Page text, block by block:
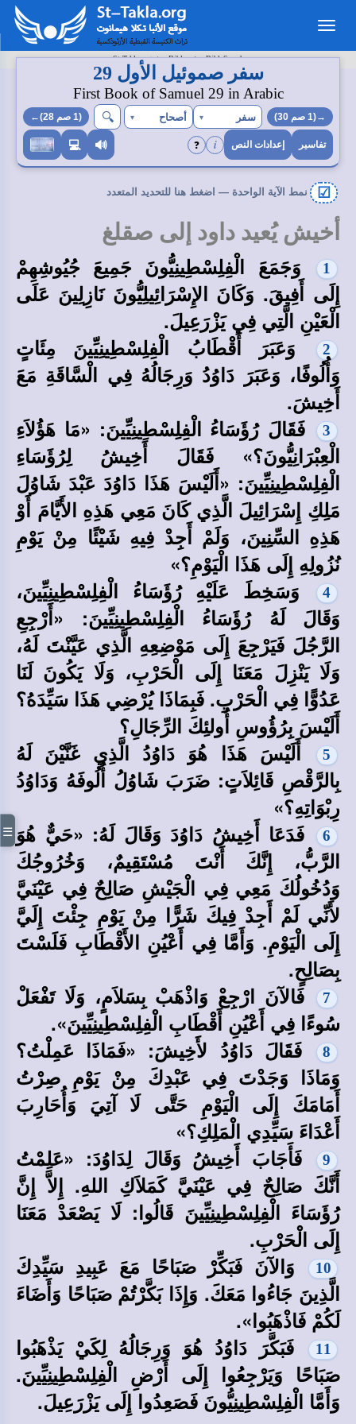
Toggle
navigation
St-Takla.org> Bibles> BibleSearch
تفاسير إعدادات النص i
❓
→(1 صم 30)
سفر صموئيل الأول 29
(1 صم 28)←
First Book of Samuel 29 in Arabic
سفر ▾ أصحاح ▾
🔍︎
🔊
💻
☑ نمط الآية الواحدة — اضغط هنا للتحديد المتعدد
أخيش يُعيد داود إلى صقلغ
1
وَجَمَعَ الْفِلِسْطِينِيُّونَ جَمِيعَ جُيُوشِهِمْ
إِلَى أَفِيقَ. وَكَانَ الإِسْرَائِيلِيُّونَ نَازِلِينَ عَلَى
الْعَيْنِ الَّتِي فِي يَزْرَعِيلَ.
2
وَعَبَرَ أَقْطَابُ الْفِلِسْطِينِيِّينَ مِئَاتٍ
وَأُلُوفًا، وَعَبَرَ دَاوُدُ وَرِجَالُهُ فِي الْسَّاقَةِ مَعَ
أَخِيشَ.
3
فَقَالَ رُؤَسَاءُ الْفِلِسْطِينِيِّينَ: «مَا هَؤُلاَءِ
الْعِبْرَانِيُّونَ؟» فَقَالَ أَخِيشُ لِرُؤَسَاءِ
الْفِلِسْطِينِيِّينَ: «أَلَيْسَ هَذَا دَاوُدَ عَبْدَ شَاوُلَ
مَلِكِ إِسْرَائِيلَ الَّذِي كَانَ مَعِي هَذِهِ الأَيَّامَ أَوْ
هَذِهِ السِّنِينَ، وَلَمْ أَجِدْ فِيهِ شَيْئًا مِنْ يَوْمِ
نُزُولِهِ إِلَى هَذَا الْيَوْمِ؟»
4
وَسَخِطَ عَلَيْهِ رُؤَسَاءُ الْفِلِسْطِينِيِّينَ،
وَقَالَ لَهُ رُؤَسَاءُ الْفِلِسْطِينِيِّينَ: «أَرْجِعِ
الرَّجُلَ فَيَرْجِعَ إِلَى مَوْضِعِهِ الَّذِي عَيَّنْتَ لَهُ،
وَلَا يَنْزِلَ مَعَنَا إِلَى الْحَرْبِ، وَلَا يَكُونَ لَنَا
عَدُوًّا فِي الْحَرْبِ. فَبِمَاذَا يُرْضِي هَذَا سَيِّدَهُ؟
أَلَيْسَ بِرُؤُوسِ أُولئِكَ الرِّجَالِ؟
5
أَلَيْسَ هَذَا هُوَ دَاوُدُ الَّذِي غَنَّيْنَ لَهُ
بِالرَّقْصِ قَائِلاَتٍ: ضَرَبَ شَاوُلُ أُلُوفَهُ وَدَاوُدُ
رِبْوَاتِهِ؟»
6
فَدَعَا أَخِيشُ دَاوُدَ وَقَالَ لَهُ: «حَيٌّ هُوَ
الرَّبُّ، إِنَّكَ أَنْتَ مُسْتَقِيمٌ، وَخُرُوجُكَ
وَدُخُولُكَ مَعِي فِي الْجَيْشِ صَالِحٌ فِي عَيْنَيَّ
لأَنِّي لَمْ أَجِدْ فِيكَ شَرًّا مِنْ يَوْمِ جِئْتَ إِلَيَّ
إِلَى الْيَوْمِ. وَأَمَّا فِي أَعْيُنِ الأَقْطَابِ فَلَسْتَ
بِصَالِحٍ.
7
فَالآنَ ارْجِعْ وَاذْهَبْ بِسَلاَمٍ، وَلَا تَفْعَلْ
سُوءًا فِي أَعْيُنِ أَقْطَابِ الْفِلِسْطِينِيِّينَ».
8
فَقَالَ دَاوُدُ لأَخِيشَ: «فَمَاذَا عَمِلْتُ؟
وَمَاذَا وَجَدْتَ فِي عَبْدِكَ مِنْ يَوْمِ صِرْتُ
أَمَامَكَ إِلَى الْيَوْمِ حَتَّى لَا آتِيَ وَأُحَارِبَ
أَعْدَاءَ سَيِّدِي الْمَلِكِ؟»
9
فَأَجَابَ أَخِيشُ وَقَالَ لِدَاوُدَ: «عَلِمْتُ
أَنَّكَ صَالِحٌ فِي عَيْنَيَّ كَمَلاَكِ اللهِ. إِلاَّ إِنَّ
رُؤَسَاءَ الْفِلِسْطِينِيِّينَ قَالُوا: لَا يَصْعَدْ مَعَنَا
إِلَى الْحَرْبِ.
10
وَالآنَ فَبَكِّرْ صَبَاحًا مَعَ عَبِيدِ سَيِّدِكَ
الَّذِينَ جَاءُوا مَعَكَ. وَإِذَا بَكَّرْتُمْ صَبَاحًا وَأَضَاءَ
لَكُمْ فَاذْهَبُوا».
11
فَبَكَّرَ دَاوُدُ هُوَ وَرِجَالُهُ لِكَيْ يَذْهَبُوا
صَبَاحًا وَيَرْجِعُوا إِلَى أَرْضِ الْفِلِسْطِينِيِّينَ.
وَأَمَّا الْفِلِسْطِينِيُّونَ فَصَعِدُوا إِلَى يَزْرَعِيلَ.
☰